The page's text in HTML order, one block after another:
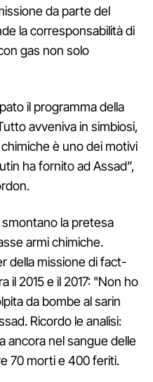
da parte del
la corresponsabilità di
gas non solo
il programma della
avveniva in simbiosi,
è uno dei motivi
ha fornito ad Assad”,
la pretesa
armi chimiche.
della missione di fact-
il 2015 e il 2017: "Non ho
da bombe al sarin
Ricordo le analisi:
ancora nel sangue delle
70 morti e 400 feriti.